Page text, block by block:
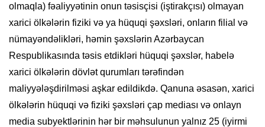
olmaqla) fəaliyyətinin onun təsisçisi (iştirakçısı) olmayan
xarici ölkələrin fiziki və ya hüquqi şəxsləri, onların filial və
nümayəndəlikləri, həmin şəxslərin Azərbaycan
Respublikasında təsis etdikləri hüquqi şəxslər, habelə
xarici ölkələrin dövlət qurumları tərəfindən
maliyyələşdirilməsi aşkar edildikdə. Qanuna əsasən, xarici
ölkələrin hüquqi və fiziki şəxsləri çap mediası və onlayn
media subyektlərinin hər bir məhsulunun yalnız 25 (iyirmi